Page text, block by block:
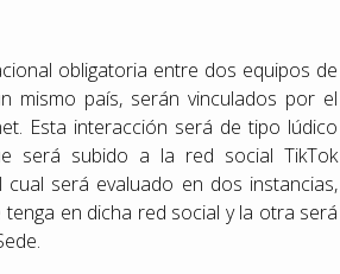
obligatoria entre dos equipos de
mismo país, serán vinculados por el
Esta interacción será de tipo lúdico
será subido a la red social TikTok
será evaluado en dos instancias,
en dicha red social y la otra será